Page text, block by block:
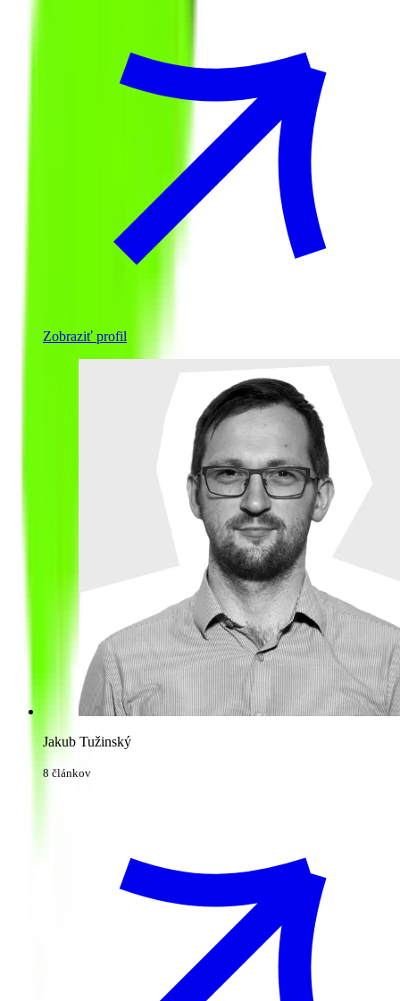
Zobraziť profil
Jakub Tužinský
8 článkov